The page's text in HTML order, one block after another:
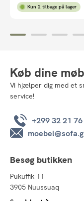
Kun 2 tilbage på lager
Køb dine
Vi hjælper dig med et
service!
+299 32 21 76
Besøg butikken
Pukuffik 11
3905 Nuussuaq